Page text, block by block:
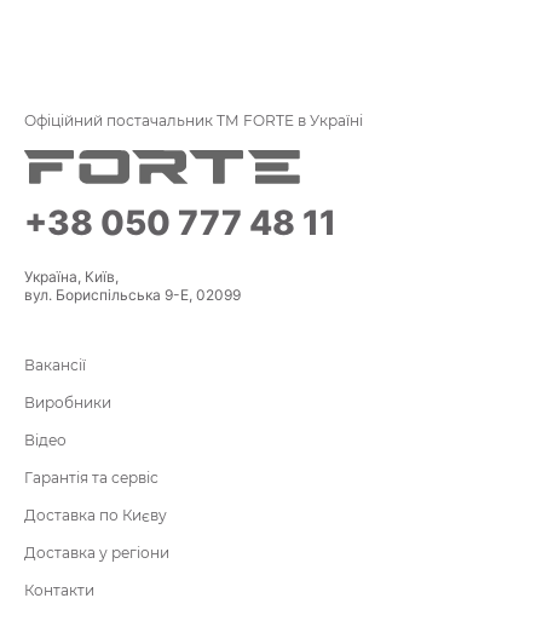
Офіційний постачальник ТМ FORTE в Україні
+38 050 777 48 11
Україна, Київ,
вул. Бориспільська 9-Е, 02099
Вакансії
Виробники
Відео
Гарантія та сервіс
Доставка по Києву
Доставка у регіони
Контакти